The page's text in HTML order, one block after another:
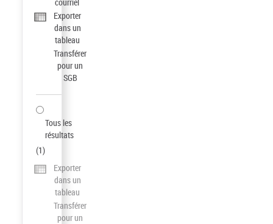
Exporter
dans un
tableau
Transférer
pour un
SGB
Tous les
résultats
(1)
Exporter
dans un
tableau
Transférer
pour un